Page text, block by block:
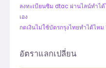
ลงทะเบียนซิม dtac ผ่านไลน์ทำไ
เอง
กดเงินไม่ใช้บัตรกรุงไทยทำได้ไห
อัตราแลกเปลี่ยน